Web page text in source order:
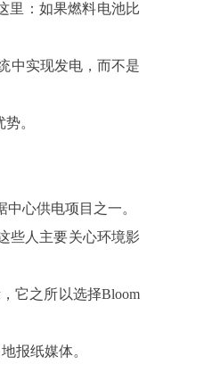
里：如果燃料电池比
中实现发电，而不是
。
心供电项目之一。
些人主要关心环境影
它之所以选择Bloom
报纸媒体。